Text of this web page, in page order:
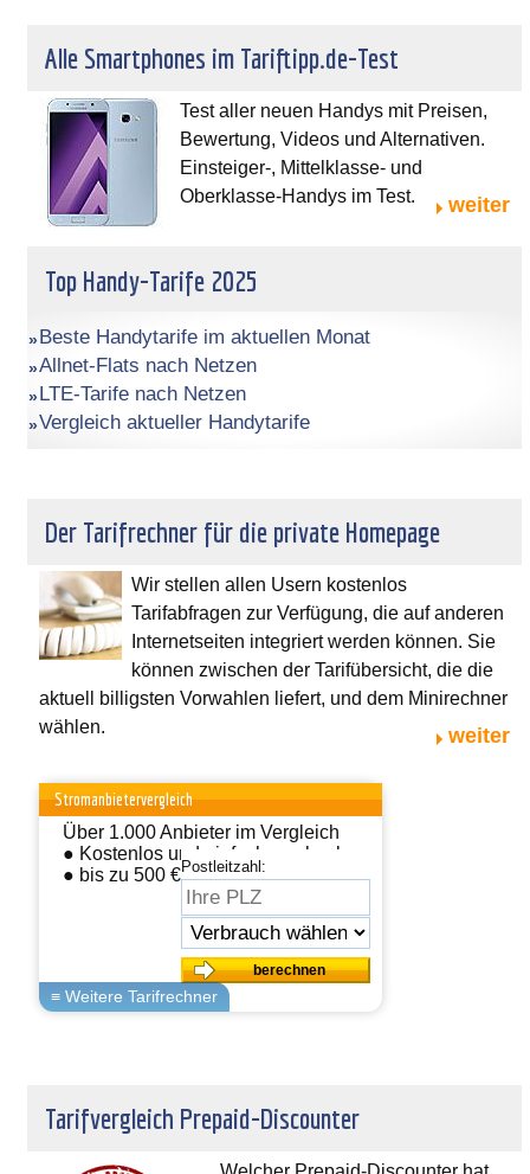
Alle Smartphones im Tariftipp.de-Test
Test aller neuen Handys mit Preisen,
Bewertung, Videos und Alternativen.
Einsteiger-, Mittelklasse- und
Oberklasse-Handys im Test.
weiter
Top Handy-Tarife 2025
Beste Handytarife im aktuellen Monat
Allnet-Flats nach Netzen
LTE-Tarife nach Netzen
Vergleich aktueller Handytarife
Der Tarifrechner für die private Homepage
Wir stellen allen Usern kostenlos
Tarifabfragen zur Verfügung, die auf anderen
Internetseiten integriert werden können. Sie
können zwischen der Tarifübersicht, die die
aktuell billigsten Vorwahlen liefert, und dem Minirechner
wählen.
weiter
Stromanbietervergleich
Über 1.000 Anbieter im Vergleich
● Kostenlos und einfach wechseln
● bis zu 500 € sparen
Postleitzahl:
Tarifvergleich Prepaid-Discounter